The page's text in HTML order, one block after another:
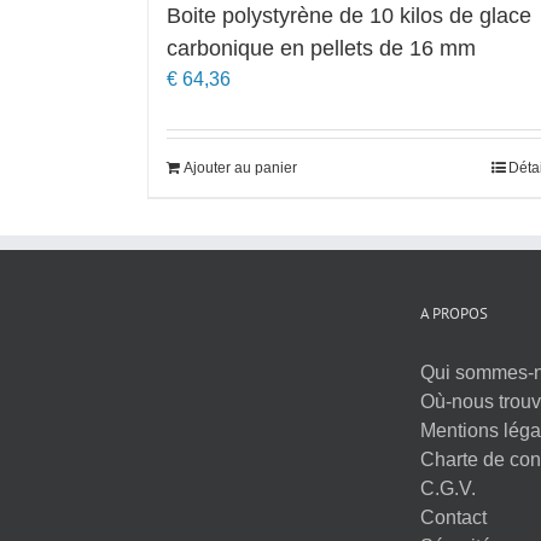
Boite polystyrène de 10 kilos de glace
carbonique en pellets de 16 mm
€ 64,36
Ajouter au panier
A PROPOS
Qui sommes-
Où-nous
Mentions
Charte de
C.G.V.
Contact